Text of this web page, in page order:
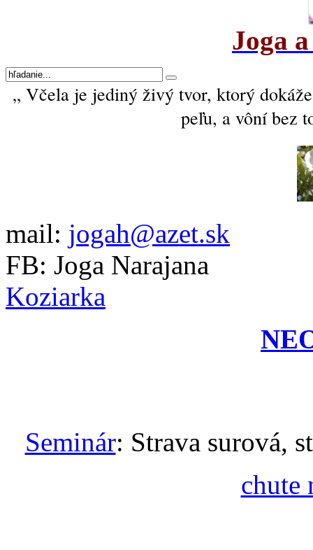
Joga
„ Včela je jediný živý tvor, ktorý
peľu, a vôní bez
mail: jogah@azet.sk
FB: Joga Narajana
Koziarka
Seminár: Strava surová,
chute